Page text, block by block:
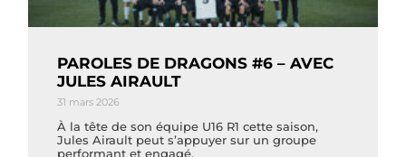
PAROLES DE DRAGONS #6 – AVEC
JULES AIRAULT
31 mars 2026
À la tête de son équipe U16 R1 cette saison,
Jules Airault peut s’appuyer sur un groupe
performant et engagé,